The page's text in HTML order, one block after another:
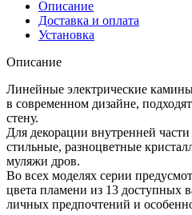
Описание
Доставка и оплата
Установка
Описание
Линейные электрические
в современном дизайне,
стену.
Для декорации внутренней
стильные, разноцветные
муляжи дров.
Во всех моделях серии
цвета пламени из 13 доступных
личных предпочтений и